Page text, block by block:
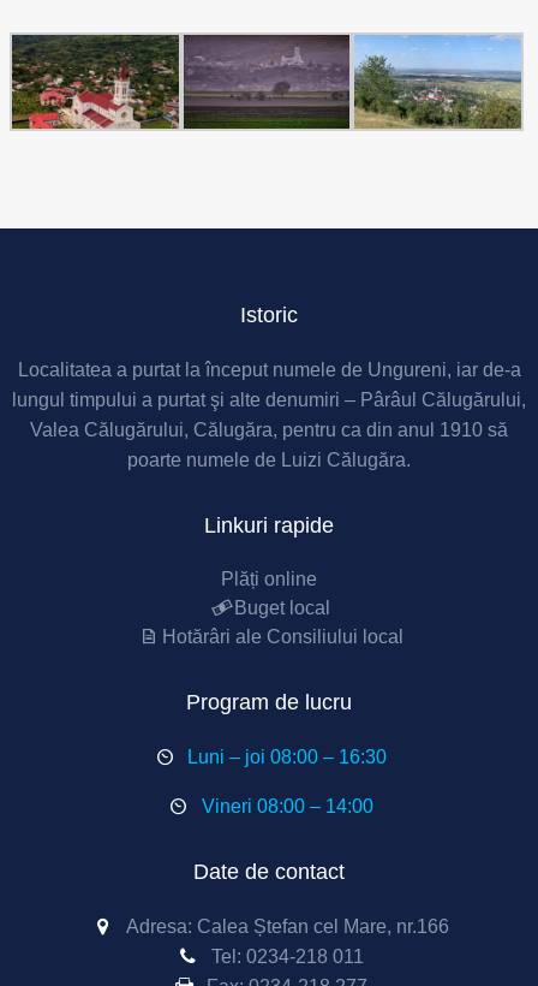
Istoric
Localitatea a purtat la început numele de Ungureni, iar de-a
lungul timpului a purtat şi alte denumiri – Pârâul Călugărului,
Valea Călugărului, Călugăra, pentru ca din anul 1910 să
poarte numele de Luizi Călugăra.
Linkuri rapide
Plăți online
Buget local
Hotărâri ale Consiliului local
Program de lucru
Luni – joi 08:00 – 16:30
Vineri 08:00 – 14:00
Date de contact
Adresa: Calea Ștefan cel Mare, nr.166
Tel: 0234-218 011